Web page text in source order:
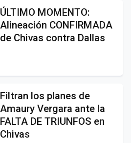
ÚLTIMO MOMENTO:
Alineación CONFIRMADA
de Chivas contra Dallas
Filtran los planes de
Amaury Vergara ante la
FALTA DE TRIUNFOS en
Chivas